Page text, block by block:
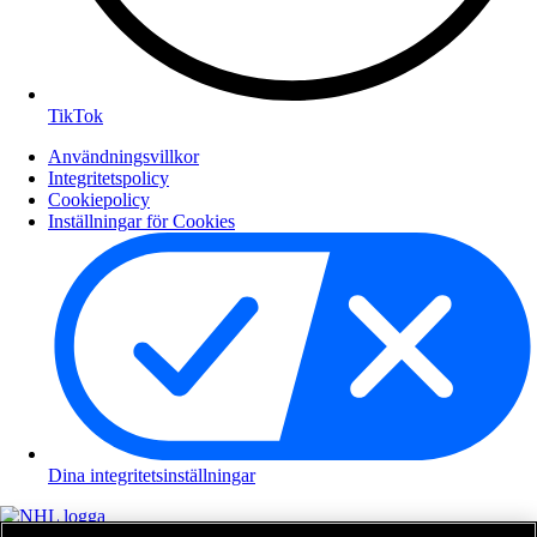
TikTok
Användningsvillkor
Integritetspolicy
Cookiepolicy
Inställningar för Cookies
Dina integritetsinställningar